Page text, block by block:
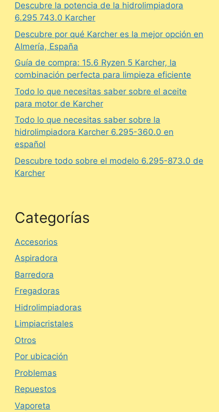
Descubre la potencia de la hidrolimpiadora
6.295 743.0 Karcher
Descubre por qué Karcher es la mejor opción en
Almería, España
Guía de compra: 15.6 Ryzen 5 Karcher, la
combinación perfecta para limpieza eficiente
Todo lo que necesitas saber sobre el aceite
para motor de Karcher
Todo lo que necesitas saber sobre la
hidrolimpiadora Karcher 6.295-360.0 en
español
Descubre todo sobre el modelo 6.295-873.0 de
Karcher
Categorías
Accesorios
Aspiradora
Barredora
Fregadoras
Hidrolimpiadoras
Limpiacristales
Otros
Por ubicación
Problemas
Repuestos
Vaporeta